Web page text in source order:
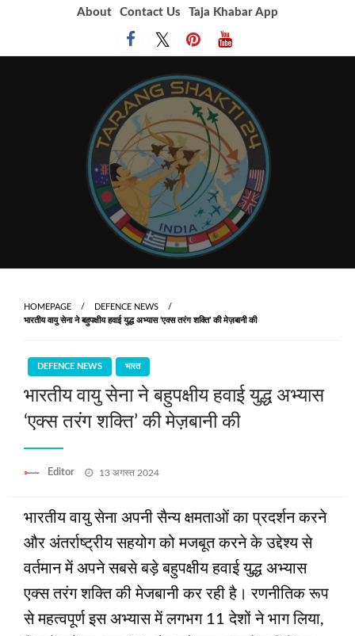
About Contact Us Taja Khabar App
HOMEPAGE
DEFENCE NEWS
भारतीय वायु सेना ने बहुपक्षीय हवाई युद्ध अभ्यास ‘एक्स तरंग शक्ति’ की मेज़बानी की
DEFENCE NEWS भारत
भारतीय वायु सेना ने बहुपक्षीय हवाई युद्ध अभ्यास
‘एक्स तरंग शक्ति’ की मेज़बानी की
Editor
Posted
13 अगस्त 2024
भारतीय वायु सेना अपनी सैन्य क्षमताओं का प्रदर्शन करने
और अंतर्राष्ट्रीय सहयोग को मजबूत करने के उद्देश्य से
वर्तमान में अपने सबसे बड़े बहुपक्षीय हवाई युद्ध अभ्यास
एक्स तरंग शक्ति की मेजबानी कर रही है। रणनीतिक रूप
से महत्वपूर्ण इस अभ्यास में लगभग 11 देशों ने भाग लिया,